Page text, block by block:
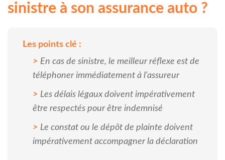
sinistre à son assurance auto ?
Les points clé :
En cas de sinistre, le meilleur réflexe est de
téléphoner immédiatement à l'assureur
Les délais légaux doivent impérativement
être respectés pour être indemnisé
Le constat ou le dépôt de plainte doivent
impérativement accompagner la déclaration